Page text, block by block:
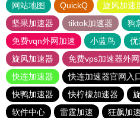
网站地图 QuickQ 旋风加速
坚果加速器
tiktok加速器
狗
免费vqn外网加速
小蓝鸟 优
旋风加速器
免费vps加速器外
快连加速器
快连加速器官网入
快鸭加速器
快柠檬加速器
软件中心
雷霆加速 狂飙加